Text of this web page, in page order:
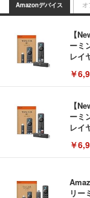
Amazonデバイス
【
ーミ
レイ
￥
【
ーミ
レイ
￥
リー
オ